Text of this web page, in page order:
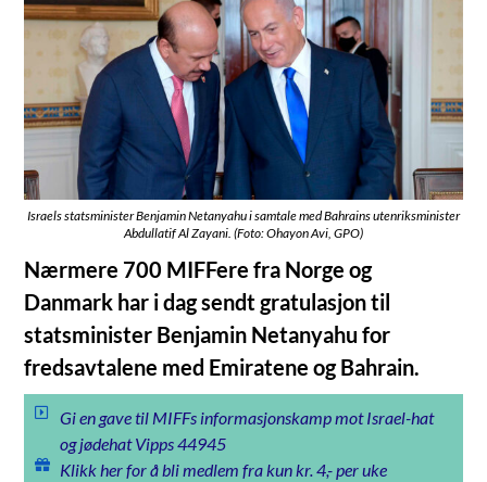
Israels statsminister Benjamin Netanyahu i samtale med Bahrains utenriksminister
Abdullatif Al Zayani. (Foto: Ohayon Avi, GPO)
Nærmere 700 MIFFere fra Norge og
Danmark har i dag sendt gratulasjon til
statsminister Benjamin Netanyahu for
fredsavtalene med Emiratene og Bahrain.
Gi en gave til MIFFs informasjonskamp mot Israel-hat
og jødehat Vipps 44945
Klikk her for å bli medlem fra kun kr. 4,- per uke